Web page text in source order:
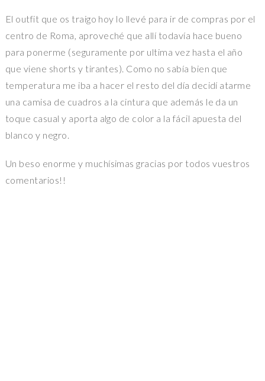
El outfit que os traigo hoy lo llevé para ir de compras por el
centro de Roma, aproveché que allí todavía hace bueno
para ponerme (seguramente por ultima vez hasta el año
que viene shorts y tirantes). Como no sabía bien que
temperatura me iba a hacer el resto del día decidí atarme
una camisa de cuadros a la cintura que además le da un
toque casual y aporta algo de color a la fácil apuesta del
blanco y negro.
Un beso enorme y muchísimas gracias por todos vuestros
comentarios!!